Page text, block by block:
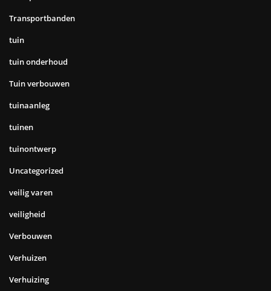
Transportbanden
tuin
tuin onderhoud
Tuin verbouwen
tuinaanleg
tuinen
tuinontwerp
Uncategorized
veilig varen
veiligheid
Verbouwen
Verhuizen
Verhuizing